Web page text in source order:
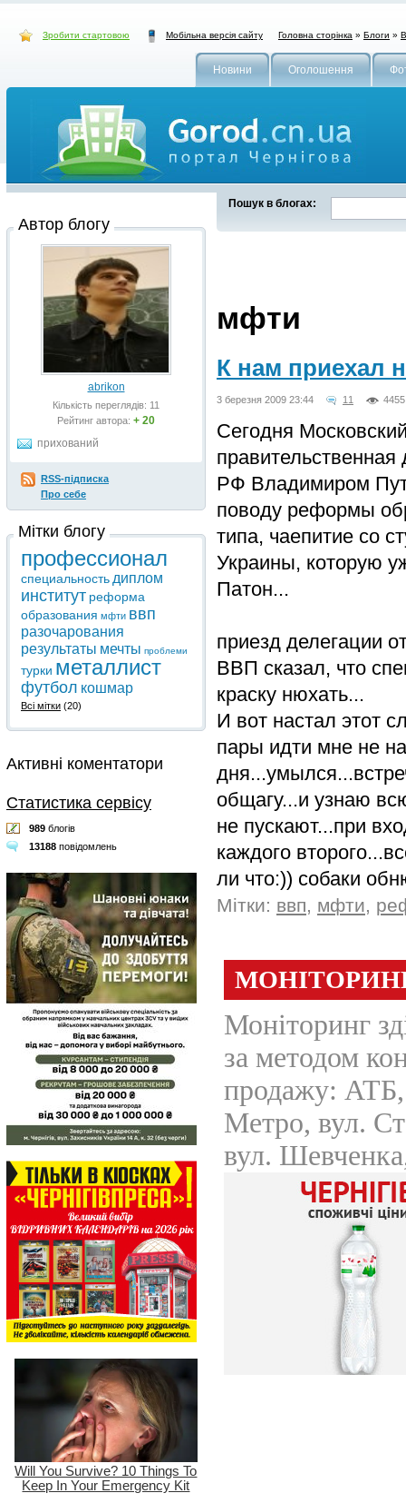
Зробити стартовою Мобільна версія сайту Головна сторінка » Блоги »
Новини Оголошення
Пошук в блогах:
мфти
К нам приехал
3 березня 2009 23:44 11 4455
Сегодня
РФ Владимиром
поводу реформы
типа, чаепитие со
Украины, которую
Патон...
приезд делегации
ВВП сказал, что
краску нюхать...
И вот настал этот
пары идти мне не
общагу...и узнаю
не пускают...при
каждого
ли что:)) собаки
Мітки: ввп, мфти,
Автор блогу
abrikon
Кількість переглядів: 11
Рейтинг автора: + 20
прихований
RSS-підписка
Про себе
Мітки блогу
профессионал
специальность диплом
институт реформа
образования мфти ввп
разочарования
результаты мечты проблеми
турки металлист
футбол кошмар
Всі мітки (20)
Активні коментатори
Статистика сервісу
989 блогів
13188 повідомлень